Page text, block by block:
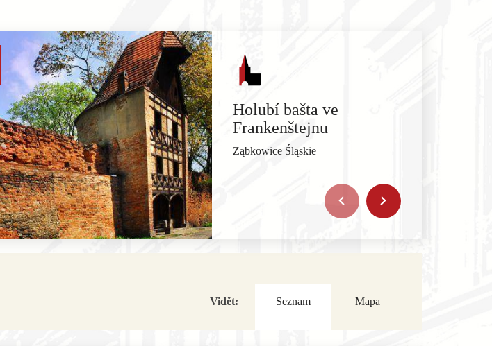
Holubí bašta ve
Frankenštejnu
Ząbkowice Śląskie
Vidět: Seznam Mapa